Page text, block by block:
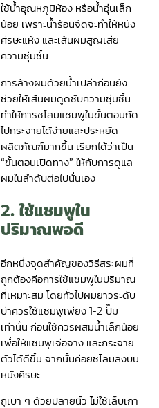
ใช้น้ำอุณหภูมิห้อง หรือน้ำอุ่นเล็ก
น้อย เพราะน้ำร้อนจัดจะทำให้หนัง
ศีรษะแห้ง และเส้นผมสูญเสีย
ความชุ่มชื้น
การล้างผมด้วยน้ำเปล่าก่อนยัง
ช่วยให้เส้นผมดูดซับความชุ่มชื้น
ทำให้การชโลมแชมพูในขั้นตอนถัด
ไปกระจายได้ง่ายและประหยัด
ผลิตภัณฑ์มากขึ้น เรียกได้ว่าเป็น
“ขั้นตอนเปิดทาง” ให้กับการดูแล
ผมในลำดับต่อไปนั่นเอง
2. ใช้แชมพูใน
ปริมาณพอดี
อีกหนึ่งจุดสำคัญของวิธีสระผมที่
ถูกต้องคือการใช้แชมพูในปริมาณ
ที่เหมาะสม โดยทั่วไปผมยาวระดับ
บ่าควรใช้แชมพูเพียง 1-2 ปั๊ม
เท่านั้น ก่อนใช้ควรผสมน้ำเล็กน้อย
เพื่อให้แชมพูเจือจาง และกระจาย
ตัวได้ดีขึ้น จากนั้นค่อยชโลมลงบน
หนังศีรษะ
ถูเบา ๆ ด้วยปลายนิ้ว ไม่ใช้เล็บเกา